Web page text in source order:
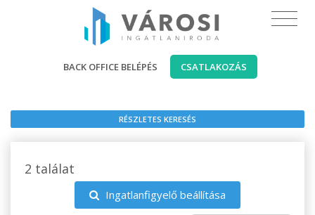
BACK OFFICE BELÉPÉS CSATLAKOZÁS
RÉSZLETES KERESÉS
2 találat
Ingatlanfigyelő beállítása